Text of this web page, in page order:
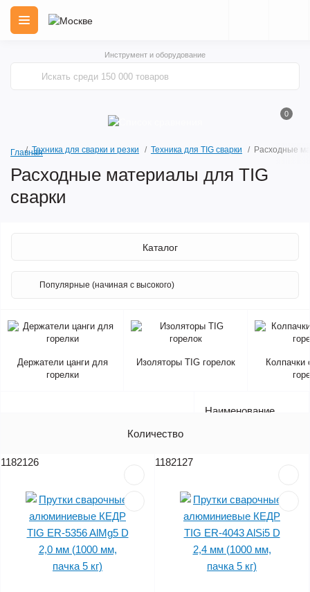
Инструмент и оборудование
0
ГлавнаяТехника для сварки и резки Техника для TIG сварки Расходные
Расходные материалы для TIG
сварки
Каталог
Держатели цанги для
горелки
Изоляторы TIG горелок
Колпачки
Наименование
Количество
1182126 1182127